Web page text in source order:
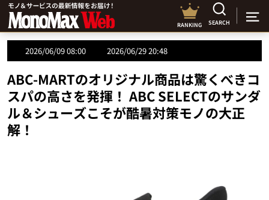
RANKING SEARCH
2026/06/09 08:00 2026/06/29 20:48
ABC-MARTのオリジナル商品は驚くべきコ
スパの高さを発揮！ ABC SELECTのサンダ
ル＆シューズこそが酷暑対策モノの大正
解！